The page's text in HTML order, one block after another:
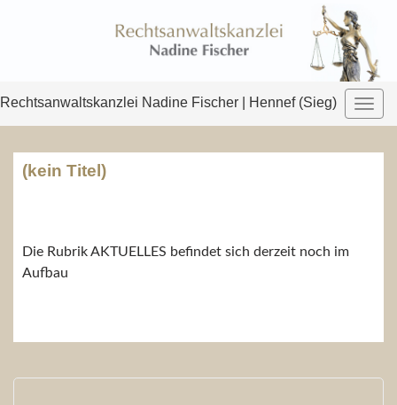
Rechtsanwaltskanzlei Nadine Fischer | Hennef (Sieg)
(kein Titel)
Die Rubrik AKTUELLES befindet sich derzeit noch im
Aufbau